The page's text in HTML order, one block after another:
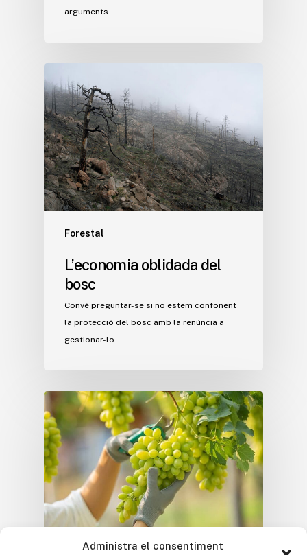
Administra el consentiment
arguments…
Forestal
L’economia oblidada del
bosc
Convé preguntar-se si no estem confonent
la protecció del bosc amb la renúncia a
gestionar-lo.…